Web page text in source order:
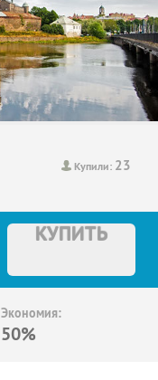
Купили: 23
КУПИТЬ
Экономия:
50%